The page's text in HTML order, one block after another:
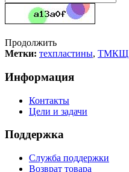
Продолжить
Метки: техпластины, ТМКЩ
Информация
Контакты
Цели и задачи
Поддержка
Служба поддержки
Возврат товара